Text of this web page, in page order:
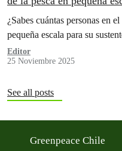
océanos saludables
¿Sabes cuántas personas en
pequeña escala para su
Editor
25 Noviembre 2025
See all posts
Greenpeace Chile